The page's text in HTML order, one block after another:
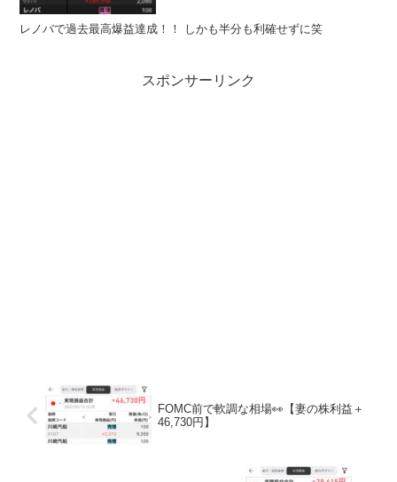
レノバで過去最高爆益達成！！ しかも半分も利確せずに笑
スポンサーリンク
FOMC前で軟調な相場👀【妻の株利益＋
46,730円】